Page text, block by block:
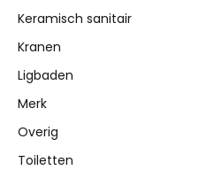
Keramisch sanitair
Kranen
Ligbaden
Merk
Overig
Toiletten